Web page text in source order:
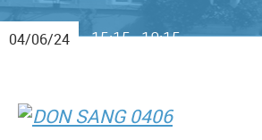
04/06/24 15:15-19:15